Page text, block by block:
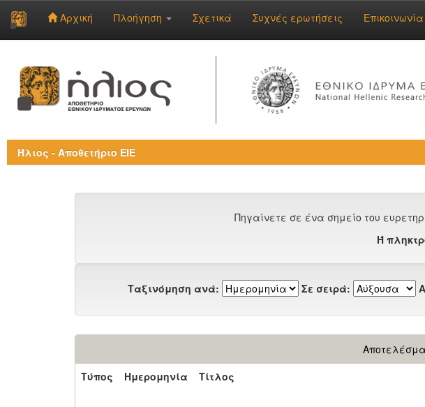
navigation
Αρχική Πλοήγηση Σχετικά Συχνές ερωτήσεις Επικοινωνία
Ήλιος - Αποθετήριο ΕΙΕ
Πηγαίνετε σε ένα σημείο του
Ή
Ταξινόμηση ανά: Σε σειρά:
Τύπος
Ημερομηνία Τίτλος